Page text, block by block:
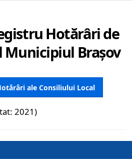
Hotărâri de
Municipiul Brașov
ale Consiliului Local
2021)